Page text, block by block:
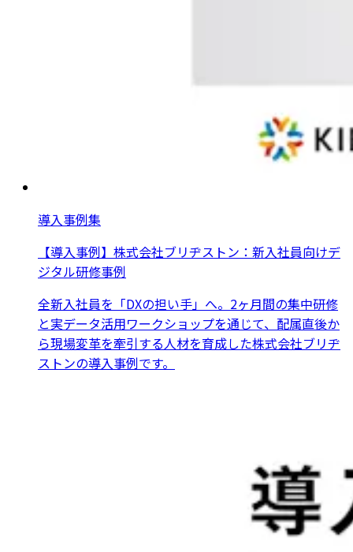
導入事例集
【導入事例】株式会社ブリヂストン：新入社員向けデ
ジタル研修事例
全新入社員を「DXの担い手」へ。2ヶ月間の集中研修
と実データ活用ワークショップを通じて、配属直後か
ら現場変革を牽引する人材を育成した株式会社ブリヂ
ストンの導入事例です。